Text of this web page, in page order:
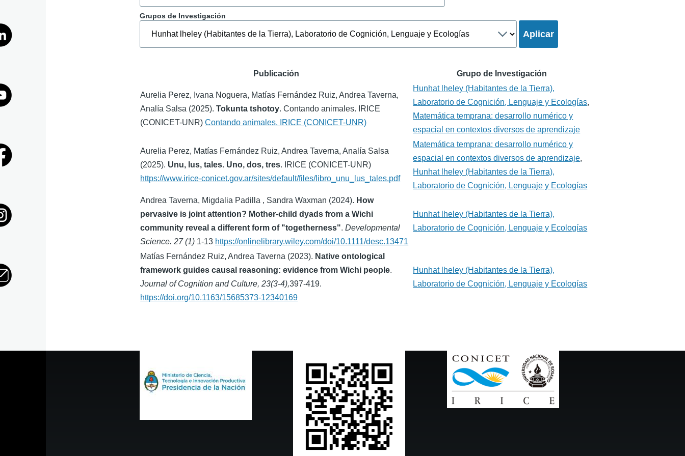
la
navegación
Grupos de Investigación
Publicación Grupo de Investigación
Aurelia Perez, Ivana Noguera, Matías Fernández Ruiz, Andrea Taverna,
Analía Salsa (2025).Tokunta tshotoy. Contando animales. IRICE
(CONICET-UNR)Contando animales. IRICE (CONICET-UNR)
Hunhat lheley (Habitantes de la Tierra),
Laboratorio de Cognición, Lenguaje y Ecologías,
Matemática temprana: desarrollo numérico y
espacial en contextos diversos de aprendizaje
Aurelia Perez, Matías Fernández Ruiz, Andrea Taverna, Analía Salsa
(2025). Unu, lus, tales. Uno, dos, tres. IRICE (CONICET-UNR)
https://www.irice-conicet.gov.ar/sites/default/files/libro_unu_lus_tales.pdf
Matemática temprana: desarrollo numérico y
espacial en contextos diversos de aprendizaje,
Hunhat lheley (Habitantes de la Tierra),
Laboratorio de Cognición, Lenguaje y Ecologías
Andrea Taverna, Migdalia Padilla , Sandra Waxman (2024). How
pervasive is joint attention? Mother-child dyads from a Wichi
community reveal a different form of "togetherness".Developmental
Science. 27 (1) 1-13 https://onlinelibrary.wiley.com/doi/10.1111/desc.13471
Hunhat lheley (Habitantes de la Tierra),
Laboratorio de Cognición, Lenguaje y Ecologías
Matías Fernández Ruiz, Andrea Taverna (2023). Native ontological
framework guides causal reasoning: evidence from Wichi people.
Journal of Cognition and Culture, 23(3-4),397-419.
https://doi.org/10.1163/15685373-12340169
Hunhat lheley (Habitantes de la Tierra),
Laboratorio de Cognición, Lenguaje y Ecologías